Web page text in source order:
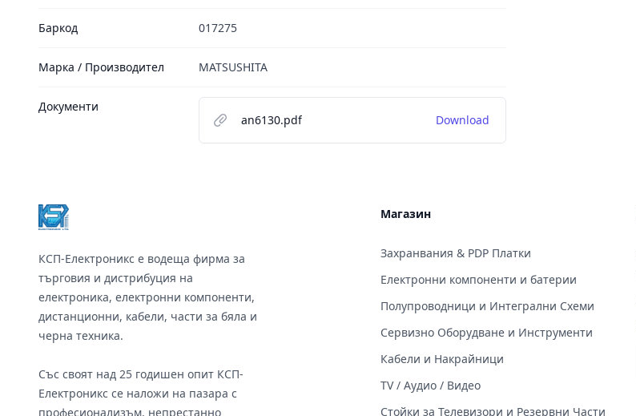
Баркод 017275
Марка / Производител MATSUSHITA
Документи
an6130.pdf
Download
КСП-Електроникс е водеща фирма за
търговия и дистрибуция на
електроника, електронни компоненти,
дистанционни, кабели, части за бяла и
черна техника.
Със своят над 25 годишен опит КСП-
Електроникс се наложи на пазара с
професионализъм, непрестанно
Магазин
Захранвания & PDP Платки
Електронни компоненти и батерии
Полупроводници и Интегрални Схеми
Сервизно Оборудване и Инструменти
Кабели и Накрайници
TV / Аудио / Видео
Стойки за Телевизори и Резервни Части